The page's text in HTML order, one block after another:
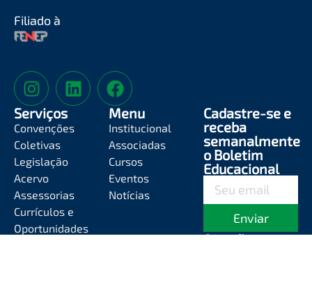
Filiado à
Serviços
Convenções
Coletivas
Legislação
Acervo
Assessorias
Currículos e
Oportunidades
Menu
Institucional
Associadas
Cursos
Eventos
Notícias
Cadastre-se e
receba
semanalmente
o Boletim
Educacional
Enviar
Atendimento